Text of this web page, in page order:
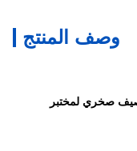
وصف المنتج